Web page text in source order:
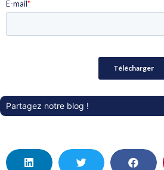
Partagez notre blog !